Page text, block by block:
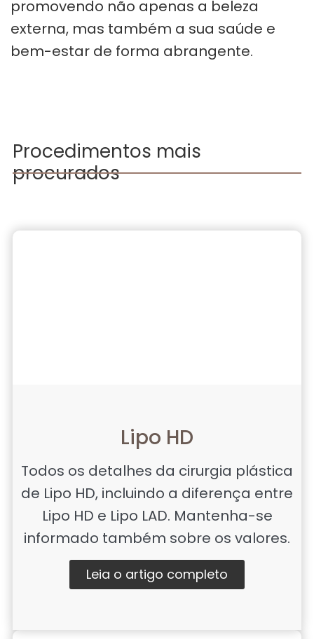
promovendo não apenas a beleza
externa, mas também a sua saúde e
bem-estar de forma abrangente.
Procedimentos mais
procurados
Lipo HD
Todos os detalhes da cirurgia plástica
de Lipo HD, incluindo a diferença entre
Lipo HD e Lipo LAD. Mantenha-se
informado também sobre os valores.
Leia o artigo completo